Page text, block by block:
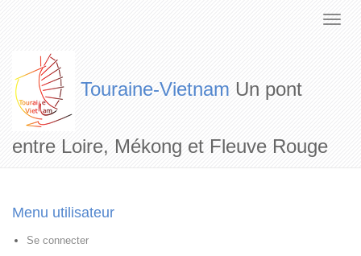
Touraine-Vietnam Un pont
entre Loire, Mékong et Fleuve Rouge
Menu utilisateur
Se connecter